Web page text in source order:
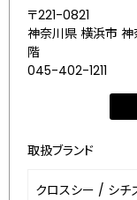
〒221-0821
神奈川県 横浜市 神
階
045-402-1211
取扱ブランド
クロスシー / シチ